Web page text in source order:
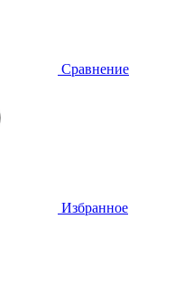
Сравнение
Избранное